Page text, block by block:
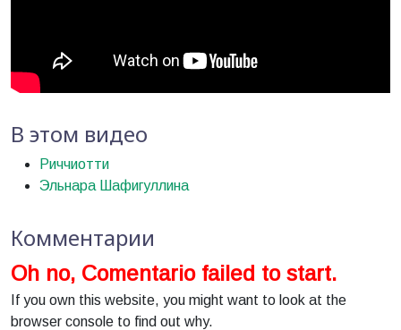
В этом видео
Риччиотти
Эльнара Шафигуллина
Комментарии
Oh no, Comentario failed to start.
If you own this website, you might want to look at the
browser console to find out why.